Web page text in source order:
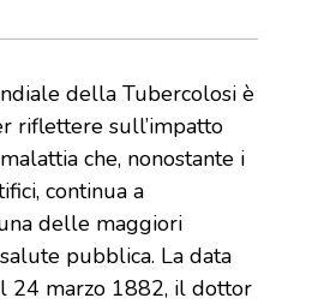
della Tubercolosi è
riflettere sull’impatto
che, nonostante i
continua a
delle maggiori
pubblica. La data
24 marzo 1882, il dottor